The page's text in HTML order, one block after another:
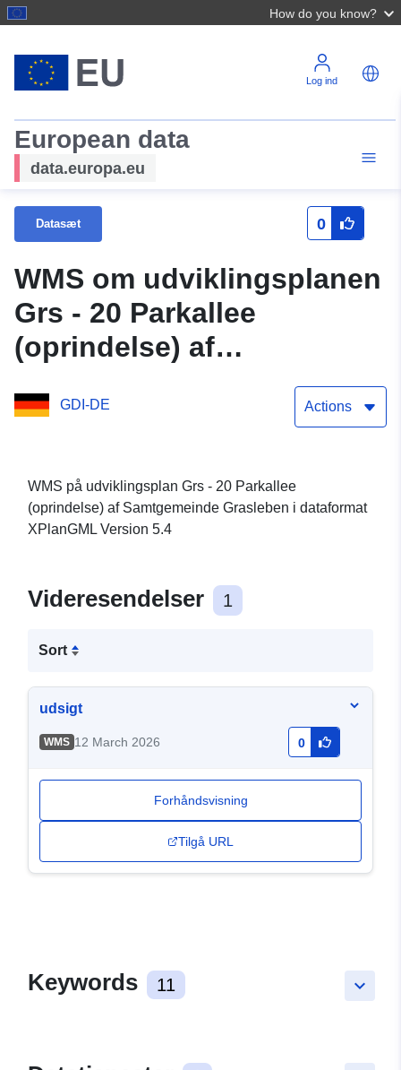
How do you know?
Log ind
European data
data.europa.eu
Datasæt 0
WMS om udviklingsplanen
Grs - 20 Parkallee
(oprindelse) af
Samtgemeinde Grasleben
GDI-DE Actions
WMS på udviklingsplan Grs - 20 Parkallee
(oprindelse) af Samtgemeinde Grasleben i dataformat
XPlanGML Version 5.4
Videresendelser 1
Sort
udsigt
WMS 12 March 2026 0
Forhåndsvisning
Tilgå URL
keyboard_arrow_down
Keywords 11